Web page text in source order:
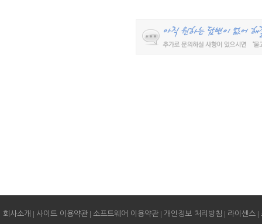
회사소개 | 사이트 이용약관 | 소프트웨어 이용약관 | 개인정보 처리방침 | 라이센스 |